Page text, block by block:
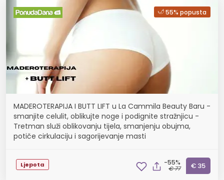
55% popusta
MADEROTERAPIJA I BUTT LIFT u La Cammila Beauty Baru -
smanjite celulit, oblikujte noge i podignite stražnjicu -
Tretman služi oblikovanju tijela, smanjenju obujma,
potiče cirkulaciju i sagorijevanje masti
Ljepota -55%
€ 77 € 35